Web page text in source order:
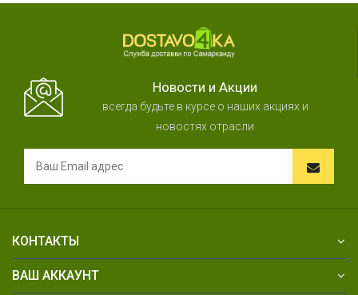
Новости и Акции
всегда будьте в курсе о наших акциях и
новостях отрасли
КОНТАКТЫ
ВАШ АККАУНТ